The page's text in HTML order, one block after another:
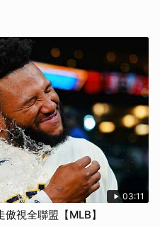
03:11
視全聯盟【MLB】